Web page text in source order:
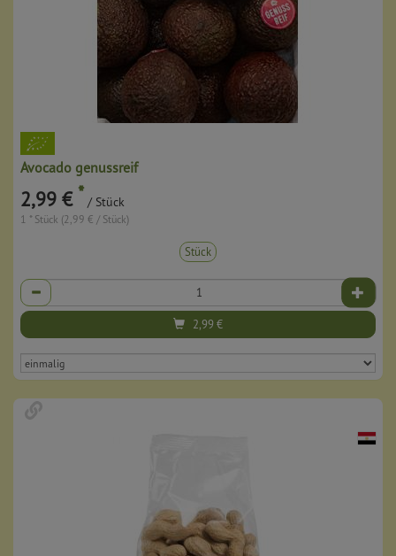
Avocado genussreif
2,99 € * / Stück
1 * Stück (2,99 € / Stück)
Stück
Anzahl
2,99€